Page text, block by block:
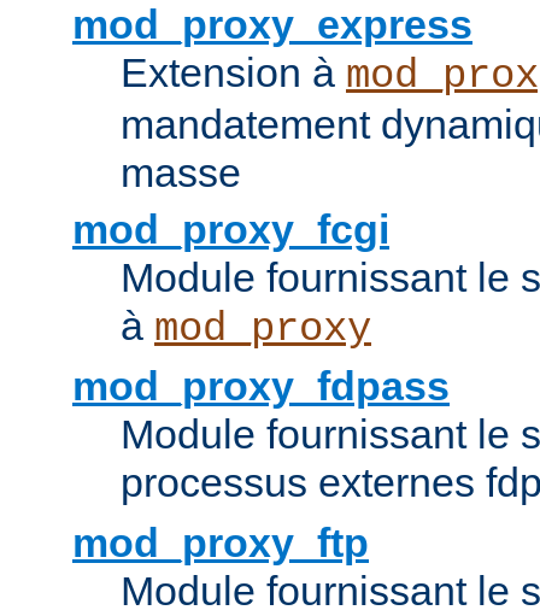
mod_proxy_express
Extension à
mandatement
masse
mod_proxy_fcgi
Module fournissant le
à mod_proxy
mod_proxy_fdpass
Module fournissant le
processus externes
mod_proxy_ftp
Module fournissant le